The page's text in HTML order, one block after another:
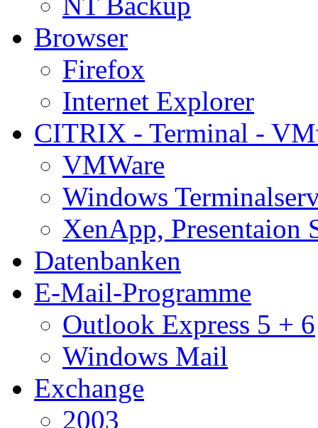
Browser
Firefox
Internet Explorer
CITRIX - Terminal -
VMWare
Windows
XenApp, Presentaion
Datenbanken
E-Mail-Programme
Outlook Express 5 + 6
Windows Mail
Exchange
2003